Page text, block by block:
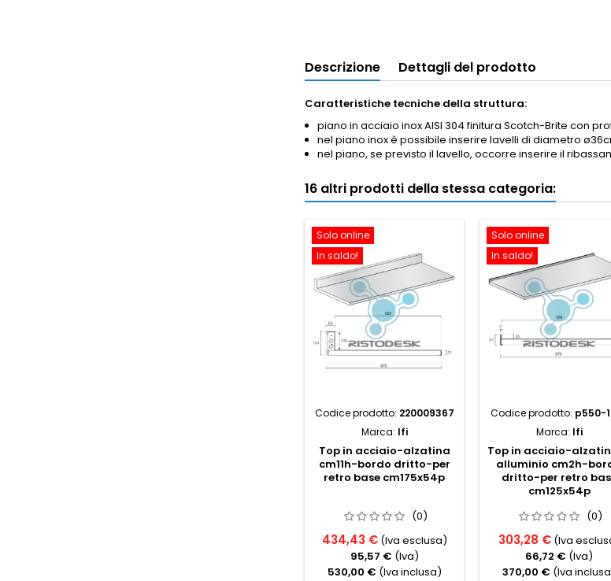
Descrizione Dettagli del prodotto
Caratteristiche tecniche della struttura:
piano in acciaio inox AISI 304 finitura Scotch-Brite con
nel piano inox è possibile inserire lavelli di diametro
nel piano, se previsto il lavello, occorre inserire il
16 altri prodotti della stessa categoria:
Solo online
In saldo!
Codice prodotto: 220009367
Marca: Ifi
Top in acciaio-alzatina
cm11h-bordo dritto-per
retro base cm175x54p
(0)
434,43 € (Iva esclusa)
95,57 € (Iva)
530,00 € (Iva inclusa)
Solo online
In saldo!
Codice prodotto: p550-
Marca: Ifi
Top in acciaio-
alluminio cm2h-
dritto-per retro
cm125x54p
(0)
303,28 € (Iva
66,72 € (Iva)
370,00 € (Iva